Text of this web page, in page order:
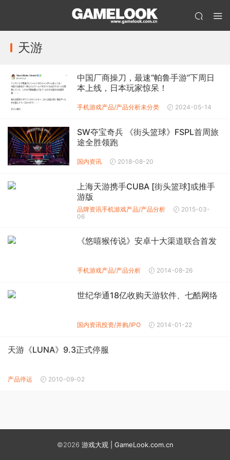
天游
中国厂商操刀，最速“帕鲁手游”下周日
本上线，日本玩家惊呆！
手机游戏产品/产品分析未分类 2024-05-14
SW夺宝奇兵 《街头篮球》FSPL首周旅
途全胜领跑
国内资讯 2018-08-20
上海天游携手CUBA [街头篮球]或推手
游版
品牌资讯手机游戏产品/产品分析
2015-03-
06
《悠嘻猴传说》安卓十大渠道联合首发
手机游戏产品/产品分析 2014-08-26
世纪华通18亿收购天游软件、七酷网络
国内资讯投资/并购/IPO 2014-01-22
天游《LUNA》9.3正式停服
产品停运 2010-09-02
©2026 游戏大观 | GameLook.com.cn